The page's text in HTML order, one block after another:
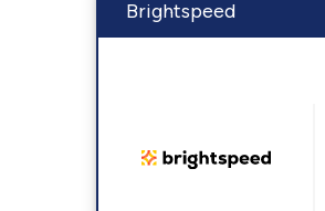
Brightspeed